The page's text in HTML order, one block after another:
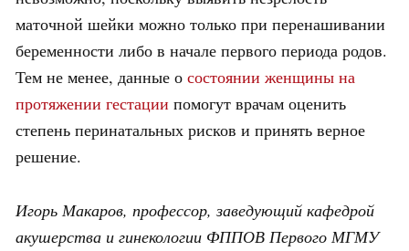
маточной шейки можно только при перенашивании
беременности либо в начале первого периода родов.
Тем не менее, данные о состоянии женщины на
протяжении гестации помогут врачам оценить
степень перинатальных рисков и принять верное
решение.
Игорь Макаров, профессор, заведующий кафедрой
акушерства и гинекологии ФППОВ Первого МГМУ